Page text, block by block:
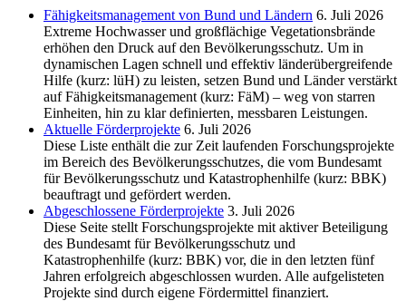
Fähigkeitsmanagement von Bund und Ländern 6. Juli 2026
Extreme Hochwasser und großflächige Vegetationsbrände
erhöhen den Druck auf den Bevölkerungsschutz. Um in
dynamischen Lagen schnell und effektiv länderübergreifende
Hilfe (kurz: lüH) zu leisten, setzen Bund und Länder verstärkt
auf Fähigkeitsmanagement (kurz: FäM) – weg von starren
Einheiten, hin zu klar definierten, messbaren Leistungen.
Aktuelle Förderprojekte 6. Juli 2026
Diese Liste enthält die zur Zeit laufenden Forschungsprojekte
im Bereich des Be­völkerungs­schutzes, die vom Bundesamt
für Bevölkerungsschutz und Katastrophenhilfe (kurz: BBK)
beauftragt und gefördert werden.
Abgeschlos­sene Förderprojekte 3. Juli 2026
Diese Seite stellt Forschungsprojekte mit aktiver Beteiligung
des Bundesamt für Bevölkerungsschutz und
Katastrophenhilfe (kurz: BBK) vor, die in den letzten fünf
Jahren erfolgreich abgeschlossen wurden. Alle aufgelisteten
Projekte sind durch eigene Fördermittel finanziert.